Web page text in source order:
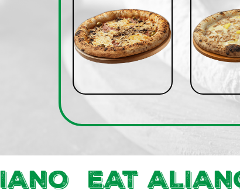
Mon Compte
Notre Restaurant
Zones de Livraison
EAT ALIANO